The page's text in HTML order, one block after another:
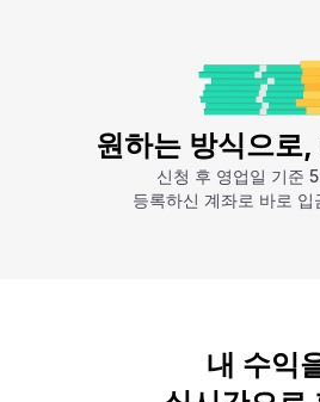
원하는 방식으로
신청 후 영업일 기준 5
등록하신 계좌로 바로 입
내 수익